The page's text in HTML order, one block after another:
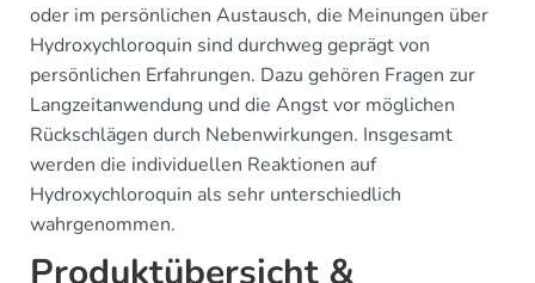
oder im persönlichen Austausch, die Meinungen über
Hydroxychloroquin sind durchweg geprägt von
persönlichen Erfahrungen. Dazu gehören Fragen zur
Langzeitanwendung und die Angst vor möglichen
Rückschlägen durch Nebenwirkungen. Insgesamt
werden die individuellen Reaktionen auf
Hydroxychloroquin als sehr unterschiedlich
wahrgenommen.
Produktübersicht &